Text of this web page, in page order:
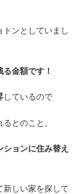
トンとしていまし
金額です！
しているので
とのこと。
ションに住み替え
新しい家を探して